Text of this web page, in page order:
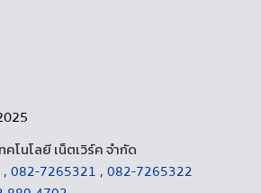
โนโลยี เน็ตเวิร์ค จำกัด
, 082-7265321 , 082-7265322